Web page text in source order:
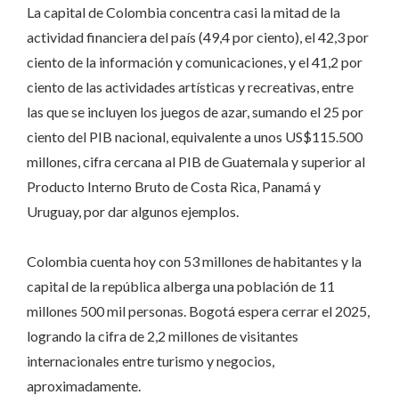
La capital de Colombia concentra casi la mitad de la
actividad financiera del país (49,4 por ciento), el 42,3 por
ciento de la información y comunicaciones, y el 41,2 por
ciento de las actividades artísticas y recreativas, entre
las que se incluyen los juegos de azar, sumando el 25 por
ciento del PIB nacional, equivalente a unos US$115.500
millones, cifra cercana al PIB de Guatemala y superior al
Producto Interno Bruto de Costa Rica, Panamá y
Uruguay, por dar algunos ejemplos.
Colombia cuenta hoy con 53 millones de habitantes y la
capital de la república alberga una población de 11
millones 500 mil personas. Bogotá espera cerrar el 2025,
logrando la cifra de 2,2 millones de visitantes
internacionales entre turismo y negocios,
aproximadamente.